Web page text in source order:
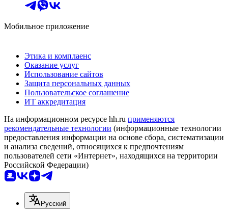
Мобильное приложение
Этика и комплаенс
Оказание услуг
Использование сайтов
Защита персональных данных
Пользовательское соглашение
ИТ аккредитация
На информационном ресурсе hh.ru применяются
рекомендательные технологии (информационные технологии
предоставления информации на основе сбора, систематизации
и анализа сведений, относящихся к предпочтениям
пользователей сети «Интернет», находящихся на территории
Российской Федерации)
Русский